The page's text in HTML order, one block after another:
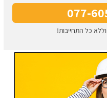
כל התחייבות!